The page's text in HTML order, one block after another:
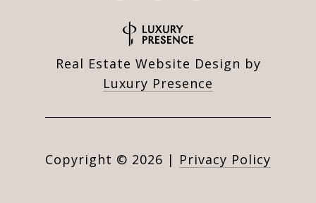
Real Estate Website Design by
Luxury Presence
Copyright © 2026 | Privacy Policy